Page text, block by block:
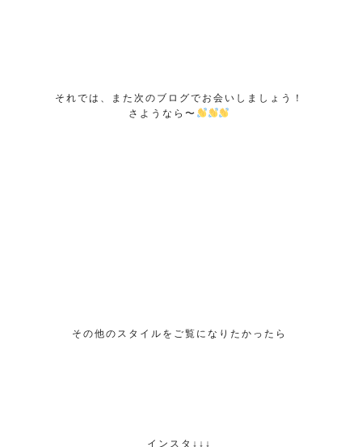
それでは、また次のブログでお会いしましょう！
さようなら〜
その他のスタイルをご覧になりたかったら
インスタ ↓↓↓